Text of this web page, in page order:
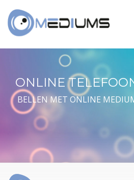
ONLINE
BELLEN MET ONLINE